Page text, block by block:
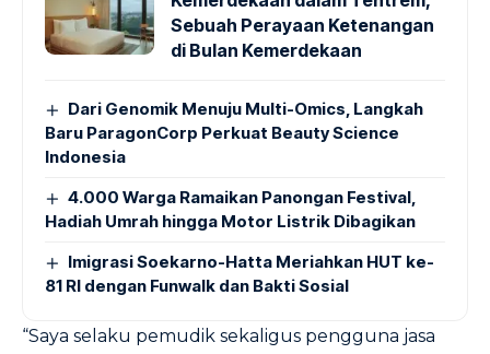
Sebuah Perayaan Ketenangan
di Bulan Kemerdekaan
Dari Genomik Menuju Multi-Omics, Langkah
Baru ParagonCorp Perkuat Beauty Science
Indonesia
4.000 Warga Ramaikan Panongan Festival,
Hadiah Umrah hingga Motor Listrik Dibagikan
Imigrasi Soekarno-Hatta Meriahkan HUT ke-
81 RI dengan Funwalk dan Bakti Sosial
“Saya selaku pemudik sekaligus pengguna jasa